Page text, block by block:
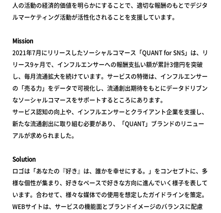
人の活動の経済的価値を明らかにすることで、適切な報酬のもとでデジタ
ルマーケティング活動が活性化されることを支援しています。
Mission
2021年7月にリリースしたソーシャルコマース「QUANT for SNS」は、リ
リース9ヶ月で、インフルエンサーへの報酬支払い額が累計3億円を突破
し、毎月流通拡大を続けています。サービスの特徴は、インフルエンサー
の「売る力」をデータで可視化し、流通創出期待をもとにデータドリブン
なソーシャルコマースをサポートするところにあります。
サービス認知の向上や、インフルエンサーとクライアント企業を支援し、
新たな流通創出に取り組む必要があり、「QUANT」ブランドのリニュー
アルが求められました。
Solution
ロゴは「あなたの『好き』は、誰かを幸せにする。」をコンセプトに、多
様な個性が集まり、好きなペースで好きな方向に進んでいく様子を表して
います。合わせて、様々な媒体での使用を想定したガイドラインを策定。
WEBサイトは、サービスの機能面とブランドイメージのバランスに配慮